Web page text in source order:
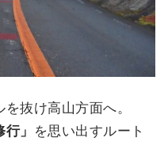
抜け高山方面へ。
行」
を思い出すルート